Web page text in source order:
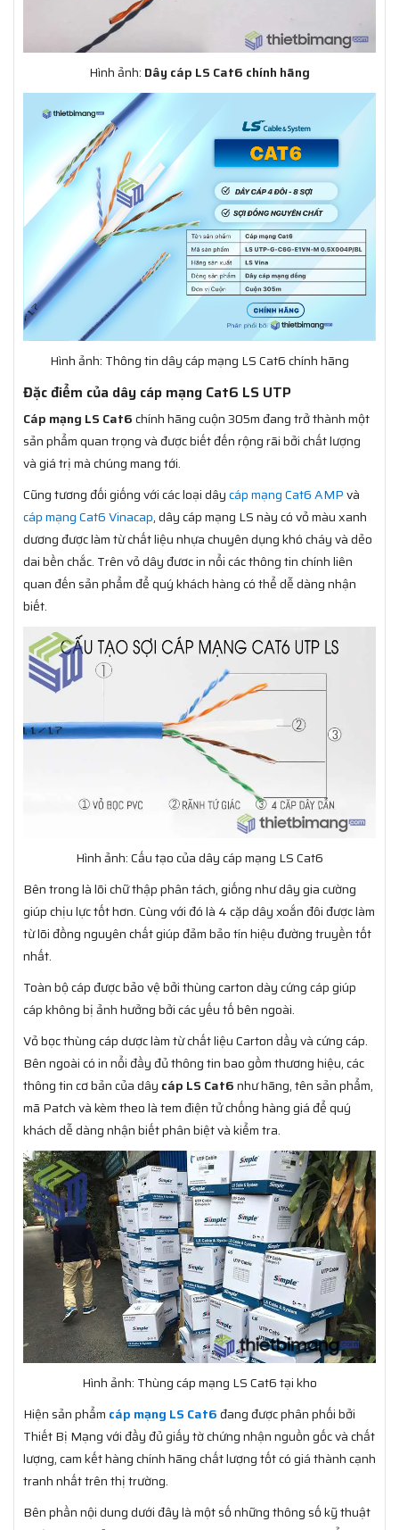
Hình ảnh: Dây cáp LS Cat6 chính hãng
Hình ảnh: Thông tin dây cáp mạng LS Cat6 chính hãng
Đặc điểm của dây cáp mạng Cat6 LS UTP
Cáp mạng LS Cat6chính hãng cuộn 305m đang trở thành một
sản phẩm quan trọng và được biết đến rộng rãi bởi chất lượng
và giá trị mà chúng mang tới.
Cũng tương đối giống với các loại dâycáp mạng Cat6 AMPvà
cáp mạng Cat6 Vinacap, dây cáp mạng LS này có vỏ màu xanh
dương được làm từ chất liệu nhựa chuyên dụng khó cháy và dẻo
dai bền chắc. Trên vỏ dây đươc in nổi các thông tin chính liên
quan đến sản phẩm để quý khách hàng có thể dễ dàng nhận
biết.
Hình ảnh: Cấu tạo của dây cáp mạng LS Cat6
Bên trong là lõi chữ thập phân tách, giống như dây gia cường
giúp chịu lực tốt hơn. Cùng với đó là 4 cặp dây xoắn đôi được làm
từ lõi đồng nguyên chất giúp đảm bảo tín hiệu đường truyền tốt
nhất.
Toàn bộ cáp được bảo vệ bởi thùng carton dày cứng cáp giúp
cáp không bị ảnh hưởng bởi các yếu tố bên ngoài.
Vỏ bọc thùng cáp dược làm từ chất liệu Carton dầy và cứng cáp.
Bên ngoài có in nổi đầy đủ thông tin bao gồm thương hiệu, các
thông tin cơ bản của dây cáp LS Cat6như hãng, tên sản phẩm,
mã Patch và kèm theo là tem điện tử chống hàng giá để quý
khách dễ dàng nhận biết phân biệt và kiểm tra.
Hình ảnh: Thùng cáp mạng LS Cat6 tại kho
Hiện sản phẩm cáp mạng LS Cat6 đang được phân phối bởi
Thiết Bị Mạng với đầy đủ giấy tờ chứng nhận nguồn gốc và chất
lượng, cam kết hàng chính hãng chất lượng tốt có giá thành cạnh
tranh nhất trên thị trường.
Bên phần nội dung dưới đây là một số những thông số kỹ thuật